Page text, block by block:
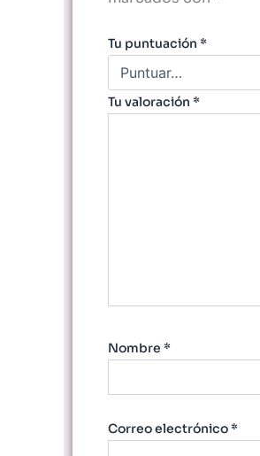
Tu puntuación *
Tu valoración *
Nombre *
Correo electrónico*